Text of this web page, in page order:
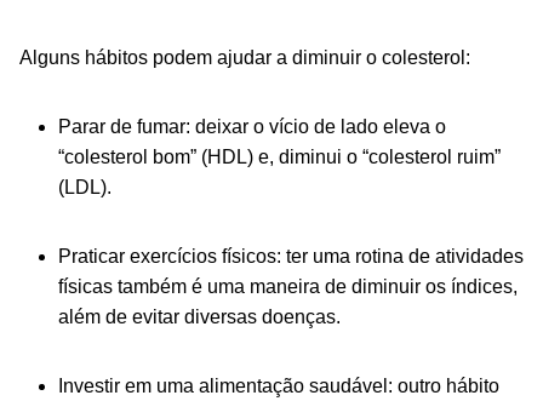
Alguns hábitos podem ajudar a diminuir o colesterol:
Parar de fumar: deixar o vício de lado eleva o
“colesterol bom” (HDL) e, diminui o “colesterol ruim”
(LDL).
Praticar exercícios físicos: ter uma rotina de atividades
físicas também é uma maneira de diminuir os índices,
além de evitar diversas doenças.
Investir em uma alimentação saudável: outro hábito